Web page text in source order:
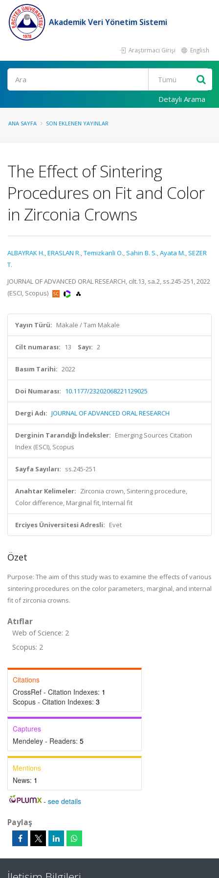
Akademik Veri Yönetim Sistemi
Araştırmacı Girişi English
Ara
Detaylı Arama
ANA SAYFA SON EKLENEN YAYINLAR
The Effect of Sintering
Procedures on Fit and Color
in Zirconia Crowns
ALBAYRAK H.,ERASLAN R.,Temizkanli O., Sahin B. S.,Ayata M., SEZER
T.
JOURNAL OF ADVANCED ORAL RESEARCH, cilt.13, sa.2, ss.245-251, 2022
(ESCI, Scopus)
Yayın Türü: Makale / Tam Makale
Cilt numarası: 13 Sayı: 2
Basım Tarihi: 2022
Doi Numarası: 10.1177/23202068221129025
Dergi Adı: JOURNAL OF ADVANCED ORAL RESEARCH
Derginin Tarandığı İndeksler: Emerging Sources Citation
Index (ESCI), Scopus
Sayfa Sayıları: ss.245-251
Anahtar Kelimeler: Zirconia crown, Sintering procedure,
Color difference, Marginal fit, Internal fit
Erciyes Üniversitesi Adresli: Evet
Özet
Purpose: The aim of this study was to examine the effects of various
sintering procedures on the color parameters, marginal, and internal
fit of zirconia crowns.
Atıflar
Web of Science: 2
Scopus: 2
Citations
CrossRef - Citation Indexes: 1
Scopus - Citation Indexes: 3
Captures
Mendeley - Readers: 5
Mentions
News: 1
- see details
Paylaş